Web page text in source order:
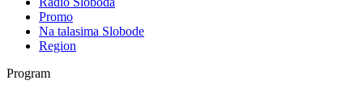
Promo
Na talasima Slobode
Region
Program